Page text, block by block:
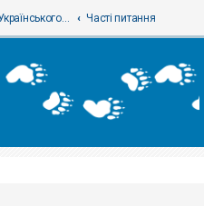
форум Українського теріологічного товариства Часті питання